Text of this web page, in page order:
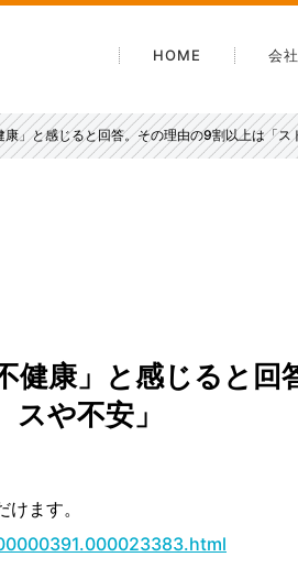
HOME 会
沿
」と感じると回答。その理由の9割以上は「ス
健康」と感じると
スや不安」
ます。